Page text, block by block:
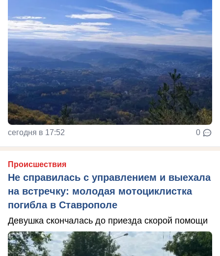
сегодня в 17:52 0
Происшествия
Не справилась с управлением и выехала
на встречку: молодая мотоциклистка
погибла в Ставрополе
Девушка скончалась до приезда скорой помощи